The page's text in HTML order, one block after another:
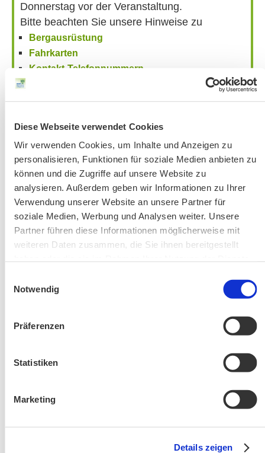
Diese Webseite verwendet Cookies
Wir verwenden Cookies, um Inhalte und Anzeigen zu
personalisieren, Funktionen für soziale Medien anbieten zu
können und die Zugriffe auf unsere Website zu
analysieren. Außerdem geben wir Informationen zu Ihrer
Verwendung unserer Website an unsere Partner für
soziale Medien, Werbung und Analysen weiter. Unsere
Partner führen diese Informationen möglicherweise mit
weiteren Daten zusammen, die Sie ihnen bereitgestellt
Notwendig
Präferenzen
Statistiken
Marketing
Details zeigen
Donnerstag vor der Veranstaltung.
Bitte beachten Sie unsere Hinweise zu
Bergausrüstung
Fahrkarten
Kontakt-Telefonnummern
AKTUELLE ÄNDERUNGEN BEIM BILDUNGSWERK:
Aktuelle Änderungen bei unseren Exkursionen
Café Pauli / Das Bergpanorama rund um Aschau